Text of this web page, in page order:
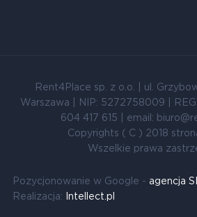
Rent4Place sp. z o.o. | ul.
Warszawa | NIP: 5272758009 |
604 417 615 | email:
Copyrights ( C ) 2018
Wszelkie prawa
Pozycjonowanie w Google - agencja
Realizacja:
Intellect.pl